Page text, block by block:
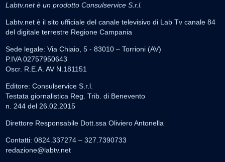
Labtv.net è un prodotto Consulservice S.r.l.
Labtv.net è il sito ufficiale del canale televisivo di Lab Tv canale 84
del digitale terrestre Regione Campania
Sede legale: Via Chiaio, 5 - 83010 – Torrioni (AV)
P.IVA 02757950643
Oscr. R.E.A. AV N.181151
Editore: Consulservice S.r.l.
Testata giornalistica Reg. Trib. di Benevento
n. 244 del 26.02.2015
Direttore Responsabile Dott.ssa Oliviero Antonella
Contatti: 0824.337274 – 327.7390733
redazione@labtv.net